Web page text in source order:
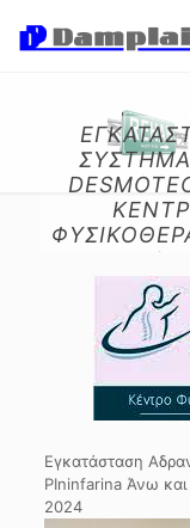
&
Εγκατάσταση
PIninfarina Άνω
2024